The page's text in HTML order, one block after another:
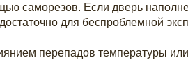
саморезов. Если дверь
для беспроблемной
перепадов температуры